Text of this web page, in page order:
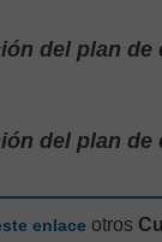
del plan
del plan
enlace otros